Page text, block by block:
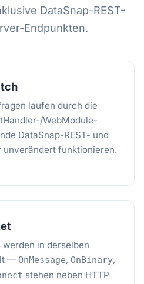
DataSnap-REST-
Endpunkten.
laufen durch die
WebModule-
DataSnap-REST- und
unverändert funktionieren.
in derselben
— OnMessage, OnBinary,
stehen neben HTTP